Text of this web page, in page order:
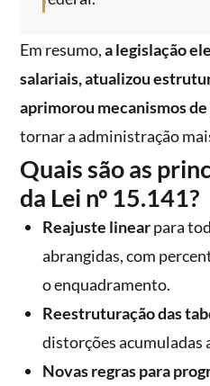
Em resumo,a legislação
salariais, atualizou
aprimorou mecanismos
tornar a administração
Quais são as
da Lei nº 15.141?
Reajuste linearpara
abrangidas, com
o enquadramento.
Reestruturação das
distorções acumuladas
Novas regras para